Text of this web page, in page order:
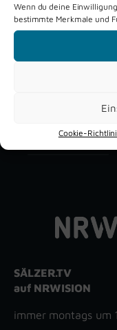
Wenn du deine
bestimmte Merkmale und
Cookie-
SÄLZER.TV
auf NRWISION
immer montags um